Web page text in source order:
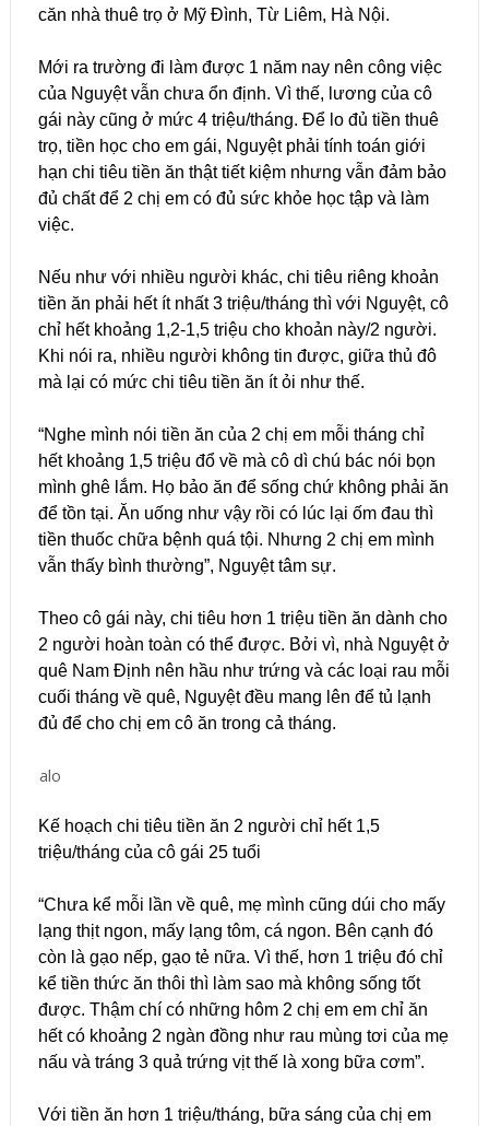
căn nhà thuê trọ ở Mỹ Đình, Từ Liêm, Hà Nội.
Mới ra trường đi làm được 1 năm nay nên công việc
của Nguyệt vẫn chưa ổn định. Vì thế, lương của cô
gái này cũng ở mức 4 triệu/tháng. Để lo đủ tiền thuê
trọ, tiền học cho em gái, Nguyệt phải tính toán giới
hạn chi tiêu tiền ăn thật tiết kiệm nhưng vẫn đảm bảo
đủ chất để 2 chị em có đủ sức khỏe học tập và làm
việc.
Nếu như với nhiều người khác, chi tiêu riêng khoản
tiền ăn phải hết ít nhất 3 triệu/tháng thì với Nguyệt, cô
chỉ hết khoảng 1,2-1,5 triệu cho khoản này/2 người.
Khi nói ra, nhiều người không tin được, giữa thủ đô
mà lại có mức chi tiêu tiền ăn ít ỏi như thế.
“Nghe mình nói tiền ăn của 2 chị em mỗi tháng chỉ
hết khoảng 1,5 triệu đổ về mà cô dì chú bác nói bọn
mình ghê lắm. Họ bảo ăn để sống chứ không phải ăn
để tồn tại. Ăn uống như vậy rồi có lúc lại ốm đau thì
tiền thuốc chữa bệnh quá tội. Nhưng 2 chị em mình
vẫn thấy bình thường”, Nguyệt tâm sự.
Theo cô gái này, chi tiêu hơn 1 triệu tiền ăn dành cho
2 người hoàn toàn có thể được. Bởi vì, nhà Nguyệt ở
quê Nam Định nên hầu như trứng và các loại rau mỗi
cuối tháng về quê, Nguyệt đều mang lên để tủ lạnh
đủ để cho chị em cô ăn trong cả tháng.
Kế hoạch chi tiêu tiền ăn 2 người chỉ hết 1,5
triệu/tháng của cô gái 25 tuổi
“Chưa kể mỗi lần về quê, mẹ mình cũng dúi cho mấy
lạng thịt ngon, mấy lạng tôm, cá ngon. Bên cạnh đó
còn là gạo nếp, gạo tẻ nữa. Vì thế, hơn 1 triệu đó chỉ
kể tiền thức ăn thôi thì làm sao mà không sống tốt
được. Thậm chí có những hôm 2 chị em em chỉ ăn
hết có khoảng 2 ngàn đồng như rau mùng tơi của mẹ
nấu và tráng 3 quả trứng vịt thế là xong bữa cơm”.
Với tiền ăn hơn 1 triệu/tháng, bữa sáng của chị em